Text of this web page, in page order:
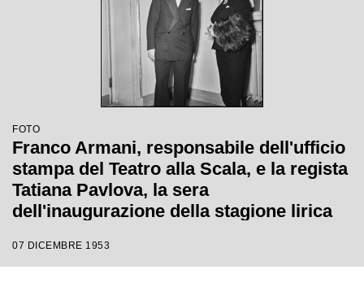
FOTO
Franco Armani, responsabile dell'ufficio
stampa del Teatro alla Scala, e la regista
Tatiana Pavlova, la sera
dell'inaugurazione della stagione lirica
Alfredo Catalani, diretta da Carlo Maria
07 DICEMBRE 1953